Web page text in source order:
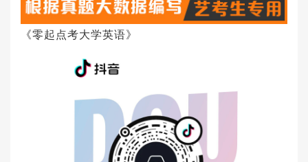
《零起点考大学英语》